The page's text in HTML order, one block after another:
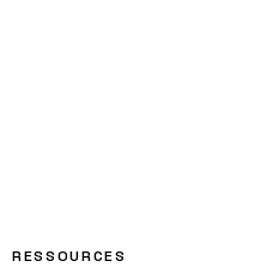
RESSOURCES